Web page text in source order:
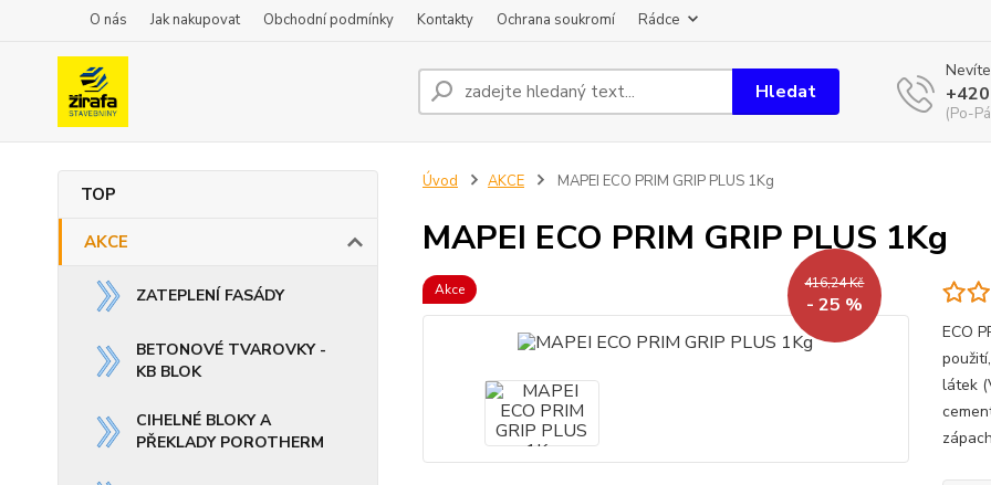
O nás Jak nakupovat Obchodní podmínky Kontakty Ochrana soukromí Rádce
Hledat
(Po-
TOP
AKCE
ZATEPLENÍ FASÁDY
BETONOVÉ TVAROVKY -
KB BLOK
CIHELNÉ BLOKY A
PŘEKLADY POROTHERM
Úvod AKCE MAPEI ECO PRIM GRIP PLUS 1Kg
MAPEI ECO PRIM GRIP PLUS 1Kg
Akce 416,24 Kč
- 25 %
ECO
látek